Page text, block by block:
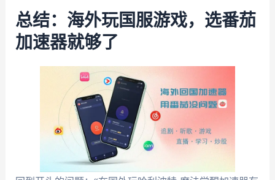
总结：海外玩国服游戏，选番茄
加速器就够了